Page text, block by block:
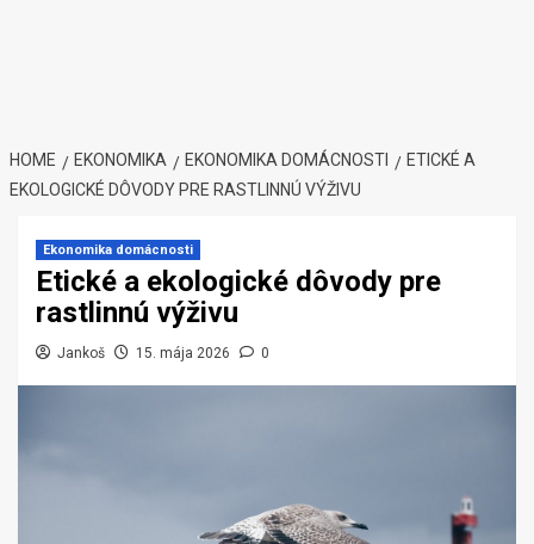
HOME EKONOMIKA EKONOMIKA DOMÁCNOSTI
ETICKÉ A
EKOLOGICKÉ DÔVODY PRE RASTLINNÚ VÝŽIVU
Ekonomika domácnosti
Etické a ekologické dôvody pre
rastlinnú výživu
Jankoš 15. mája 2026 0